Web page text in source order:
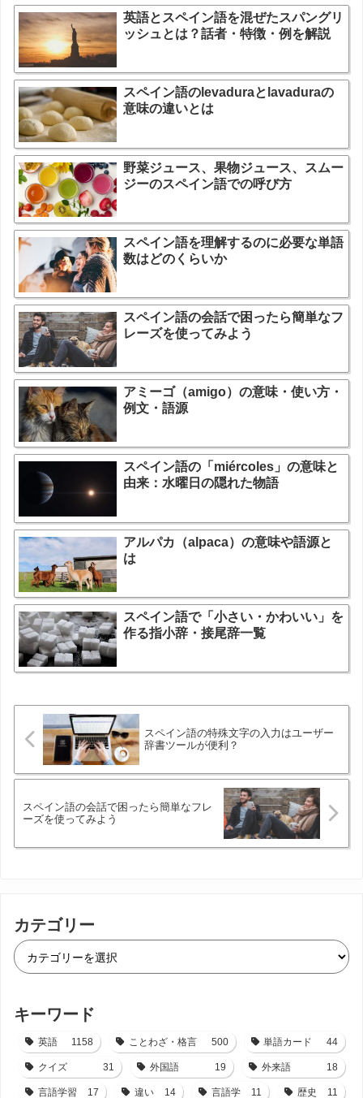
英語とスペイン語を混ぜたスパングリ
ッシュとは？話者・特徴・例を解説
スペイン語のlevaduraとlavaduraの
意味の違いとは
野菜ジュース、果物ジュース、スムー
ジーのスペイン語での呼び方
スペイン語を理解するのに必要な単語
数はどのくらいか
スペイン語の会話で困ったら簡単なフ
レーズを使ってみよう
アミーゴ（amigo）の意味・使い方・
例文・語源
スペイン語の「miércoles」の意味と
由来：水曜日の隠れた物語
アルパカ（alpaca）の意味や語源と
は
スペイン語で「小さい・かわいい」を
作る指小辞・接尾辞一覧
スペイン語の特殊文字の入力はユーザー
辞書ツールが便利？
スペイン語の会話で困ったら簡単なフレ
ーズを使ってみよう
カテゴリー
キーワード
英語 1158 ことわざ・格言 500 単語カード 44
クイズ 31 外国語 19 外来語 18
言語学習 17 違い 14 言語学 11 歴史 11